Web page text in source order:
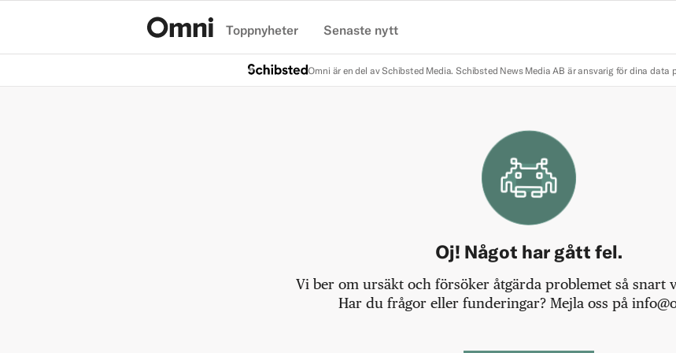
Toppnyheter Senaste nytt
Omni är en del av Schibsted Media. Schibsted News Media AB är ansvarig för dina data
Oj! Något har gått fel.
Vi ber om ursäkt och försöker åtgärda problemet så snart
Har du frågor eller funderingar? Mejla oss på